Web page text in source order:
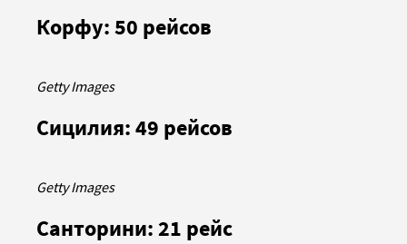
Корфу: 50 рейсов
Getty Images
Сицилия: 49 рейсов
Getty Images
Санторини: 21 рейс